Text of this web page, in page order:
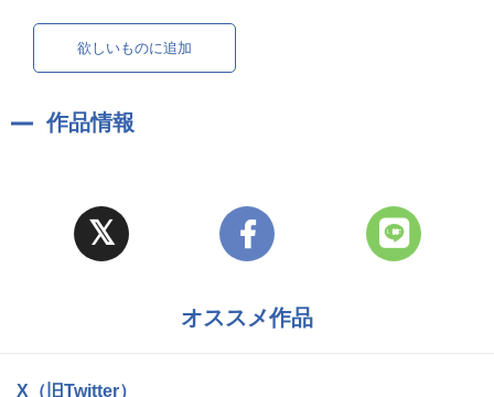
欲しいものに追加
作品情報
オススメ作品
X（旧Twitter）